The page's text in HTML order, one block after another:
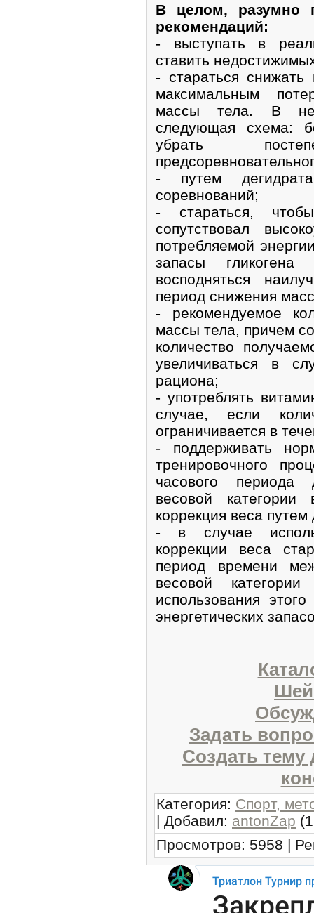
В целом, разумно
рекомендаций:
- выступать в
ставить
- стараться снижать
максимальным
массы тела. В
следующая схема:
убрать
- путем
соревнований;
- стараться,
сопутствовал
потребляемой
запасы
восподняться
период снижения
- рекомендуемое
массы тела, причем
количество
увеличиваться в
рациона;
- употреблять
случае, если
ограничивается в
- поддерживать
тренировочного
часового периода
весовой
коррекция веса путем
- в случае
коррекции веса
период времени
весовой
использования
энергетических
Задать
Создать
Категория: Спорт,
| Добавил: antonZap
Просмотров: 5958 |